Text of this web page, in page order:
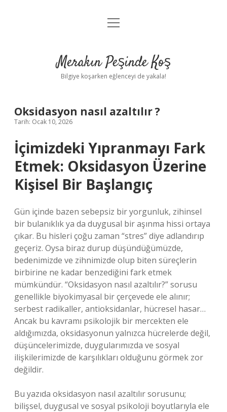
Anasayfa
Yasal Uyarı
menüyü
Merakın Peşinde Koş
Bilgiye koşarken eğlenceyi de yakala!
Oksidasyon nasıl azaltılır ?
Tarih: Ocak 10, 2026
İçimizdeki Yıpranmayı Fark
Etmek: Oksidasyon Üzerine
Kişisel Bir Başlangıç
Gün içinde bazen sebepsiz bir yorgunluk, zihinsel
bir bulanıklık ya da duygusal bir aşınma hissi ortaya
çıkar. Bu hisleri çoğu zaman “stres” diye adlandırıp
geçeriz. Oysa biraz durup düşündüğümüzde,
bedenimizde ve zihnimizde olup biten süreçlerin
birbirine ne kadar benzediğini fark etmek
mümkündür. “Oksidasyon nasıl azaltılır?” sorusu
genellikle biyokimyasal bir çerçevede ele alınır;
serbest radikaller, antioksidanlar, hücresel hasar…
Ancak bu kavramı psikolojik bir mercekten ele
aldığımızda, oksidasyonun yalnızca hücrelerde değil,
düşüncelerimizde, duygularımızda ve sosyal
ilişkilerimizde de karşılıkları olduğunu görmek zor
değildir.
Bu yazıda oksidasyon nasıl azaltılır sorusunu;
bilişsel, duygusal ve sosyal psikoloji boyutlarıyla ele